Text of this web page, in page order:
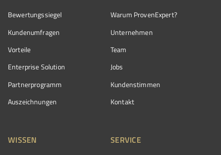
Bewertungssiegel
Kundenumfragen
Vorteile
Enterprise Solution
Partnerprogramm
Auszeichnungen
Warum ProvenExpert?
Unternehmen
Team
Jobs
Kundenstimmen
Kontakt
WISSEN SERVICE